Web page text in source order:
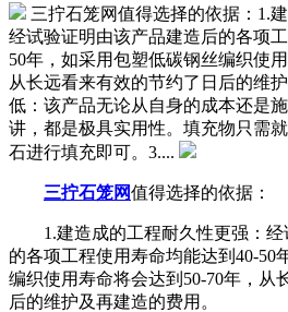
三拧石笼网值得选择的依据：1.
经试验证明由该产品建造后的各项
50年，如采用包塑低碳钢丝编织使
从长远看来有效的节约了日后的维
低：该产品无论从自身的成本还是
讲，都是极具实用性。填充物只需
石进行填充即可。3....
三拧石笼网值得选择的依据：
1.建造成的工程耐久性更强：
的各项工程使用寿命均能达到40-50
编织使用寿命将会达到50-70年，从
后的维护及再建造的费用。